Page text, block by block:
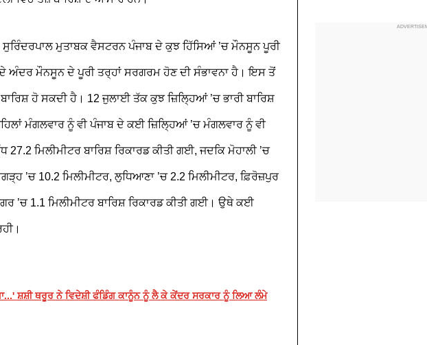
ਮੁਤਾਬਕ ਵੈਸਟਰਨ ਪੰਜਾਬ ਦੇ ਕੁਝ ਹਿੱਸਿਆਂ ’ਚ ਮੌਨਸੂਨ ਪੂਰੀ
ਮੌਨਸੂਨ ਦੇ ਪੂਰੀ ਤਰ੍ਹਾਂ ਸਰਗਰਮ ਹੋਣ ਦੀ ਸੰਭਾਵਨਾ ਹੈ। ਇਸ ਤੋਂ
ਹੋ ਸਕਦੀ ਹੈ। 12 ਜੁਲਾਈ ਤੱਕ ਕੁਝ ਜ਼ਿਲ੍ਹਿਆਂ ’ਚ ਭਾਰੀ ਬਾਰਿਸ਼
ਮੰਗਲਵਾਰ ਨੂੰ ਵੀ ਪੰਜਾਬ ਦੇ ਕਈ ਜ਼ਿਲ੍ਹਿਆਂ ’ਚ ਮੰਗਲਵਾਰ ਨੂੰ ਵੀ
ਮਿਲੀਮੀਟਰ ਬਾਰਿਸ਼ ਰਿਕਾਰਡ ਕੀਤੀ ਗਈ, ਜਦਕਿ ਮੋਹਾਲੀ ’ਚ
’ਚ 10.2 ਮਿਲੀਮੀਟਰ, ਲੁਧਿਆਣਾ ’ਚ 2.2 ਮਿਲੀਮੀਟਰ, ਫ਼ਿਰੋਜ਼ਪੁਰ
’ਚ 1.1 ਮਿਲੀਮੀਟਰ ਬਾਰਿਸ਼ ਰਿਕਾਰਡ ਕੀਤੀ ਗਈ। ਉਥੇ ਕਈ
ਸ਼ਸ਼ੀ ਥਰੂਰ ਨੇ ਵਿਦੇਸ਼ੀ ਫੰਡਿੰਗ ਕਾਨੂੰਨ ਨੂੰ ਲੈ ਕੇ ਕੇਂਦਰ ਸਰਕਾਰ ਨੂੰ ਲਿਆ ਲੰਮੇ